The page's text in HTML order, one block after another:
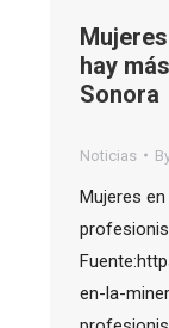
hay
Sonora
Noticias
Mujeres
en-la-